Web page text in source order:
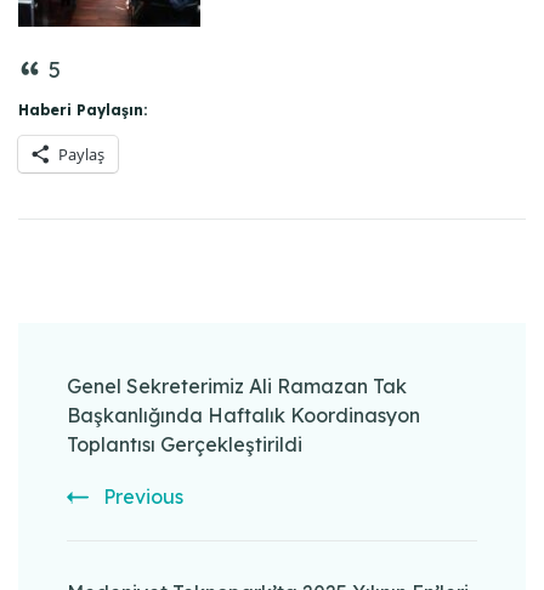
5
Haberi Paylaşın:
Paylaş
Navigation
Genel Sekreterimiz Ali Ramazan Tak
Başkanlığında Haftalık Koordinasyon
Toplantısı Gerçekleştirildi
Previous